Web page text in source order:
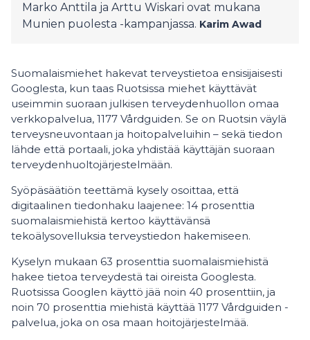
Marko Anttila ja Arttu Wiskari ovat mukana
Munien puolesta -kampanjassa. Karim Awad
Suomalaismiehet hakevat terveystietoa ensisijaisesti
Googlesta, kun taas Ruotsissa miehet käyttävät
useimmin suoraan julkisen terveydenhuollon omaa
verkkopalvelua, 1177 Vårdguiden. Se on Ruotsin väylä
terveysneuvontaan ja hoitopalveluihin – sekä tiedon
lähde että portaali, joka yhdistää käyttäjän suoraan
terveydenhuoltojärjestelmään.
Syöpäsäätiön teettämä kysely osoittaa, että
digitaalinen tiedonhaku laajenee: 14 prosenttia
suomalaismiehistä kertoo käyttävänsä
tekoälysovelluksia terveystiedon hakemiseen.
Kyselyn mukaan 63 prosenttia suomalaismiehistä
hakee tietoa terveydestä tai oireista Googlesta.
Ruotsissa Googlen käyttö jää noin 40 prosenttiin, ja
noin 70 prosenttia miehistä käyttää 1177 Vårdguiden -
palvelua, joka on osa maan hoitojärjestelmää.